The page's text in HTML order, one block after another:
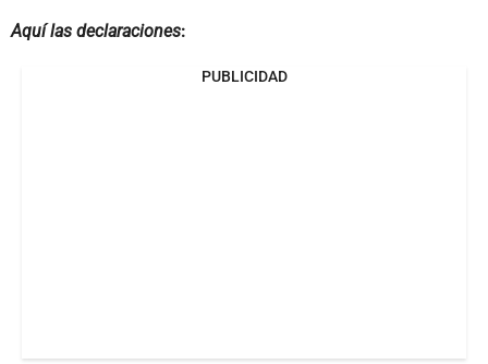
Aquí las declaraciones:
PUBLICIDAD